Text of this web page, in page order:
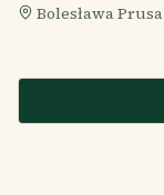
Bolesława Prusa